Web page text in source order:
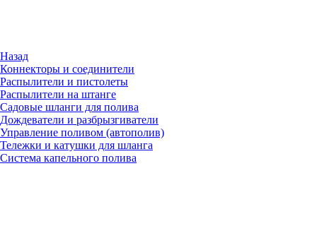
Назад
Коннекторы и соединители
Распылители и пистолеты
Распылители на штанге
Садовые шланги для полива
Дождеватели и разбрызгиватели
Управление поливом (автополив)
Тележки и катушки для шланга
Система капельного полива